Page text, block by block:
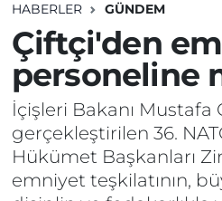
HABERLER GÜNDEM
Çiftçi'den
personeline
İçişleri Bakanı Mustafa
gerçekleştirilen 36.
Hükümet Başkanları
emniyet teşkilatının,
DÜNYA
EĞİTİM
ÖZEL HABER
Süper Lig Puan
Tüm Manşetler
Son Dakika Haberleri
Haber Arşivi